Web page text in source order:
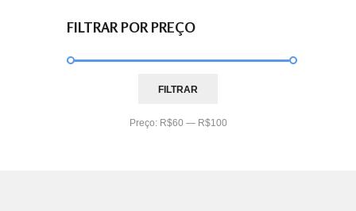
FILTRAR POR PREÇO
mínimo
máximo
FILTRAR
Preço: R$60 — R$100